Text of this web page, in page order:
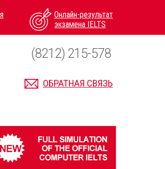
Онлайн-результат
экзамена IELTS
ОБРАТНАЯ СВЯЗЬ
(8212) 215-578